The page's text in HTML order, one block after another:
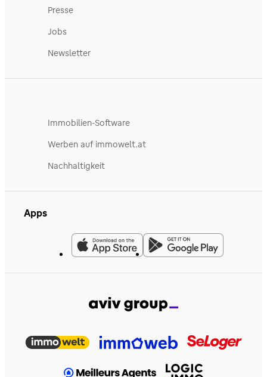
Presse
Jobs
Newsletter
Immobilien-Software
Werben auf immowelt.at
Nachhaltigkeit
Apps